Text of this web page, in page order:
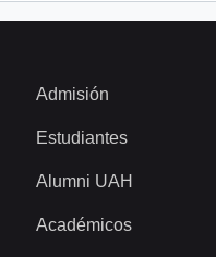
Admisión
Estudiantes
Alumni UAH
Académicos